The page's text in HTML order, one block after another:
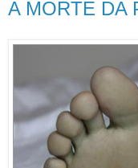
A MORTE DA